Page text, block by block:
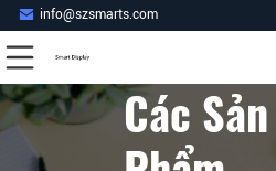
info@szsmarts.com
Các Sản